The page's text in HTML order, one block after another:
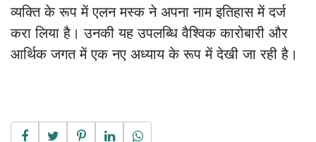
व्यक्ति के रूप में एलन मस्क ने अपना नाम इतिहास में दर्ज
करा लिया है। उनकी यह उपलब्धि वैश्विक कारोबारी और
आर्थिक जगत में एक नए अध्याय के रूप में देखी जा रही है।